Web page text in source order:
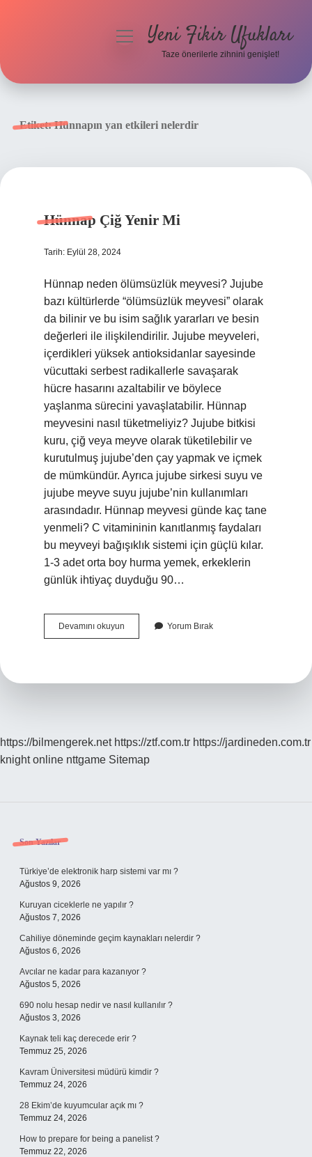
menüyüYeni Fikir Ufukları
Taze önerilerle zihnini genişlet!
Etiket:Hünnapın yan etkileri nelerdir
Hünnap Çiğ Yenir Mi
Tarih: Eylül 28, 2024
Hünnap neden ölümsüzlük meyvesi? Jujube
bazı kültürlerde “ölümsüzlük meyvesi” olarak
da bilinir ve bu isim sağlık yararları ve besin
değerleri ile ilişkilendirilir. Jujube meyveleri,
içerdikleri yüksek antioksidanlar sayesinde
vücuttaki serbest radikallerle savaşarak
hücre hasarını azaltabilir ve böylece
yaşlanma sürecini yavaşlatabilir. Hünnap
meyvesini nasıl tüketmeliyiz? Jujube bitkisi
kuru, çiğ veya meyve olarak tüketilebilir ve
kurutulmuş jujube’den çay yapmak ve içmek
de mümkündür. Ayrıca jujube sirkesi suyu ve
jujube meyve suyu jujube’nin kullanımları
arasındadır. Hünnap meyvesi günde kaç tane
yenmeli? C vitamininin kanıtlanmış faydaları
bu meyveyi bağışıklık sistemi için güçlü kılar.
1-3 adet orta boy hurma yemek, erkeklerin
günlük ihtiyaç duyduğu 90…
Devamını okuyun
Çiğ
Yorum Bırak
https://bilmengerek.net https://ztf.com.tr https://jardineden.com.tr
knight online nttgame Sitemap
Sidebar
Son Yazılar
Türkiye’de elektronik harp sistemi var mı ?
Ağustos 9, 2026
Kuruyan ciceklerle ne yapılır ?
Ağustos 7, 2026
Cahiliye döneminde geçim kaynakları nelerdir ?
Ağustos 6, 2026
Avcılar ne kadar para kazanıyor ?
Ağustos 5, 2026
690 nolu hesap nedir ve nasıl kullanılır ?
Ağustos 3, 2026
Kaynak teli kaç derecede erir ?
Temmuz 25, 2026
Kavram Üniversitesi müdürü kimdir ?
Temmuz 24, 2026
28 Ekim’de kuyumcular açık mı ?
Temmuz 24, 2026
How to prepare for being a panelist ?
Temmuz 22, 2026